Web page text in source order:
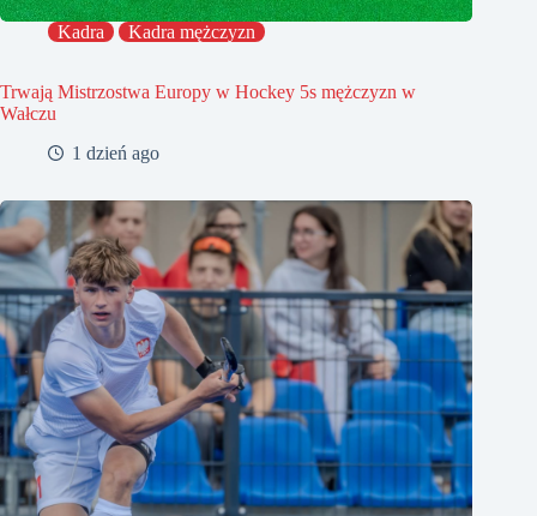
Kadra Kadra mężczyzn
Trwają Mistrzostwa Europy w Hockey 5s mężczyzn w
Wałczu
1 dzień ago